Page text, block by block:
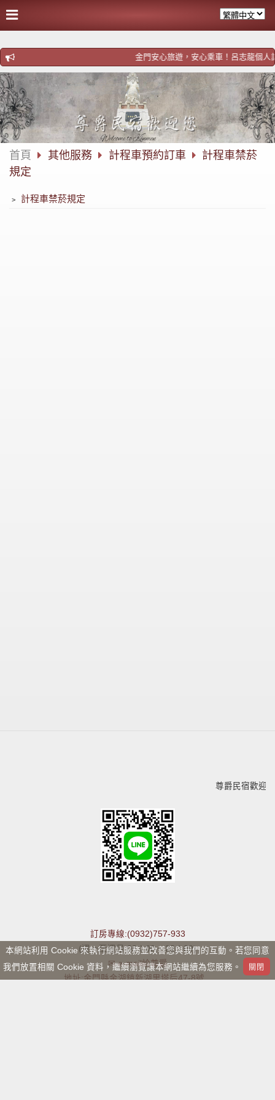
金門安心旅遊，安心乘車！呂志龍個人
首頁 其他服務 計程車預約訂車
計程車禁菸
規定
﹥ 計程車禁菸規定
尊爵民宿歡迎您
訂房專線:(0932)757-933
(週一至週日 08：00 ~ 22：00)
✉ e-mail給尊爵
地址:金門縣金湖鎮新湖里塔后47-8號
本網站利用 Cookie 來執行網站服務並改善您與我們的互動。若您同意
我們放置相關 Cookie 資料，繼續瀏覽讓本網站繼續為您服務。